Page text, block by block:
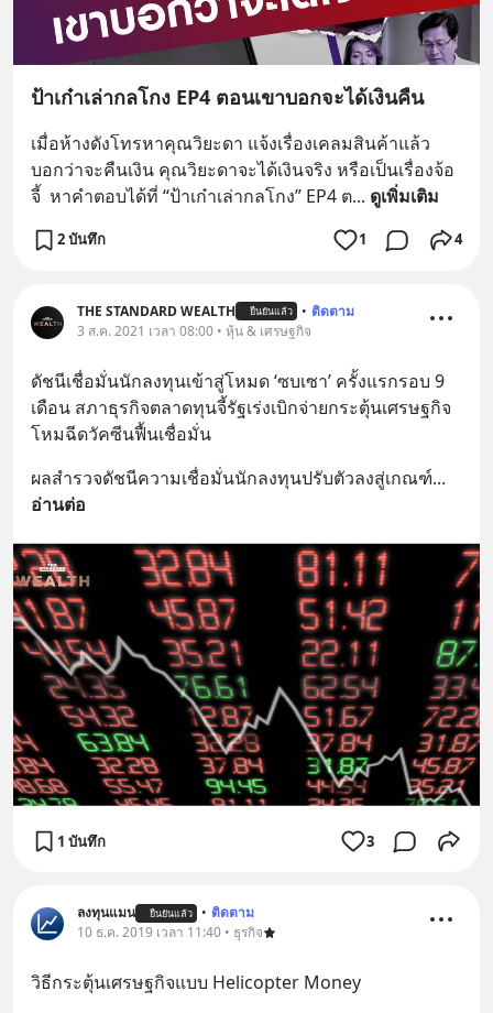
ป้าเก๋าเล่ากลโกง EP4 ตอนเขาบอกจะได้เงินคืน
เมื่อห้างดังโทรหาคุณวิยะดา แจ้งเรื่องเคลมสินค้าแล้ว
บอกว่าจะคืนเงิน คุณวิยะดาจะได้เงินจริง หรือเป็นเรื่องจ้อ
จี้  หาคำตอบได้ที่ “ป้าเก๋าเล่ากลโกง” EP4 ต... ดูเพิ่มเติม
2 บันทึก 1 4
THE STANDARD WEALTH ยืนยันแล้ว • ติดตาม
3 ส.ค. 2021 เวลา 08:00 • หุ้น & เศรษฐกิจ
ดัชนีเชื่อมั่นนักลงทุนเข้าสู่โหมด ‘ซบเซา’ ครั้งแรกรอบ 9
เดือน สภาธุรกิจตลาดทุนจี้รัฐเร่งเบิกจ่ายกระตุ้นเศรษฐกิจ
โหมฉีดวัคซีนฟื้นเชื่อมั่น
ผลสำรวจดัชนีความเชื่อมั่นนักลงทุนปรับตัวลงสู่เกณฑ์
อ่านต่อ
1 บันทึก 3
ลงทุนแมน ยืนยันแล้ว • ติดตาม
10 ธ.ค. 2019 เวลา 11:40 • ธุรกิจ
วิธีกระตุ้นเศรษฐกิจแบบ Helicopter Money